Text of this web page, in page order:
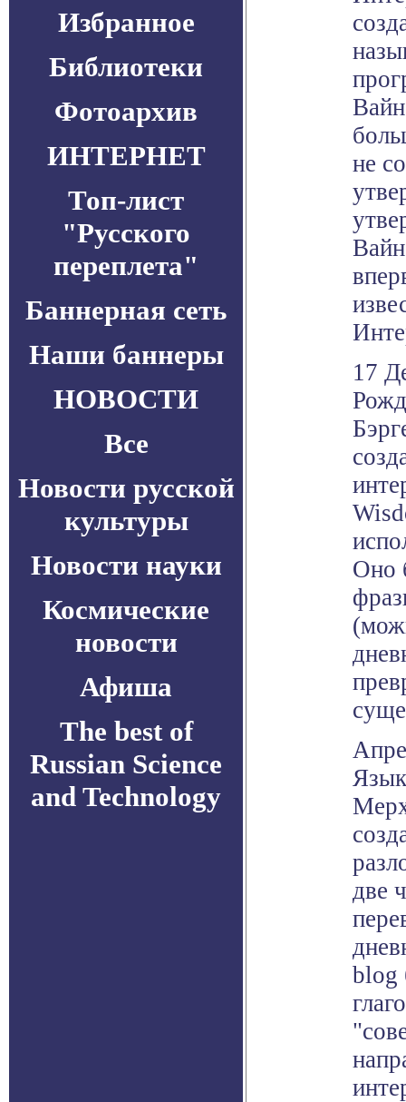
Избранное
Библиотеки
Фотоархив
ИНТЕРНЕТ
Топ-лист
"Русского
переплета"
Баннерная сеть
Наши баннеры
НОВОСТИ
Все
Новости русской
культуры
Новости науки
Космические
новости
Афиша
The best of
Russian Science
and Technology
не
17
Оно
две
blog